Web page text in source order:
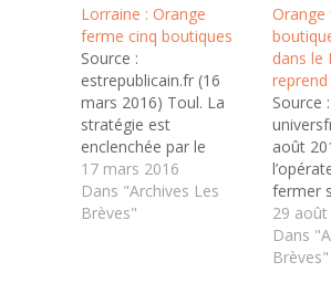
Lorraine : Orange
ferme cinq boutiques
Source :
estrepublicain.fr (16
mars 2016) Toul. La
stratégie est
enclenchée par le
groupe depuis
quelques mois :
Orange a décidé de
17 mars 2016
Dans "Archives Les
Brèves"
Orange
dans le
Source :
août
fermer
Nord,
29 août
Dans
Brèves"